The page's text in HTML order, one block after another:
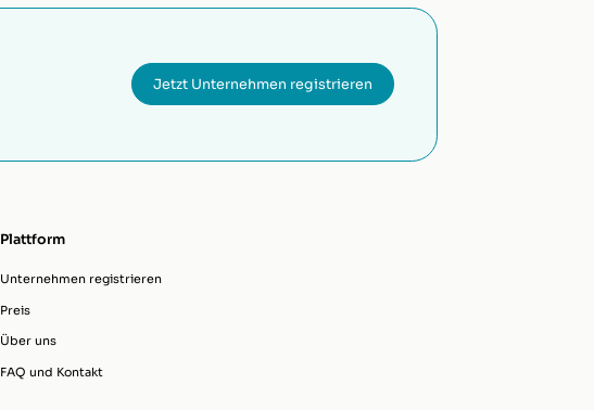
Jetzt Unternehmen registrieren
Plattform
Unternehmen registrieren
Preis
Über uns
FAQ und Kontakt